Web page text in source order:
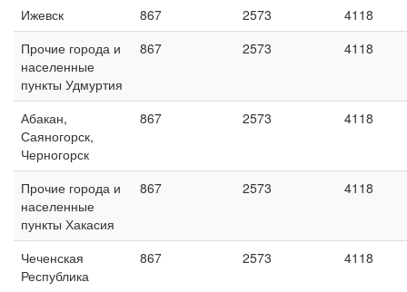
Ижевск
867 2573
4118
Прочие города и
населенные
пункты Удмуртия
867 2573 4118
Абакан,
Саяногорск,
Черногорск
867 2573 4118
Прочие города и
населенные
пункты Хакасия
867 2573 4118
Чеченская
Республика
867 2573 4118